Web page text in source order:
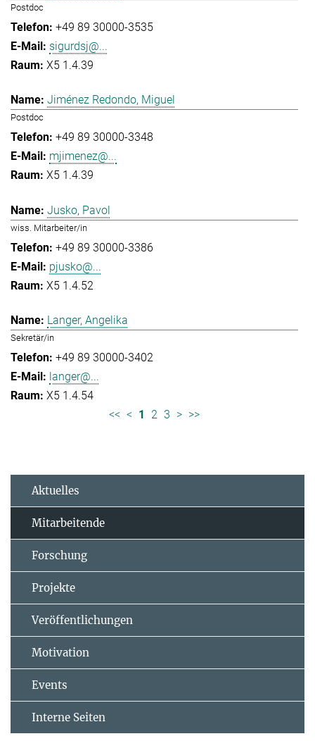
Postdoc
+49 89 30000-3535
sigurdsj@...
X5 1.4.39
Jiménez Redondo, Miguel
Postdoc
+49 89 30000-3348
mjimenez@...
X5 1.4.39
Jusko, Pavol
wiss. Mitarbeiter/in
+49 89 30000-3386
pjusko@...
X5 1.4.52
Langer, Angelika
Sekretär/in
+49 89 30000-3402
langer@...
X5 1.4.54
<< < 1 2 3 > >>
Aktuelles
Mitarbeitende
Forschung
Projekte
Veröffentlichungen
Motivation
Events
Interne Seiten